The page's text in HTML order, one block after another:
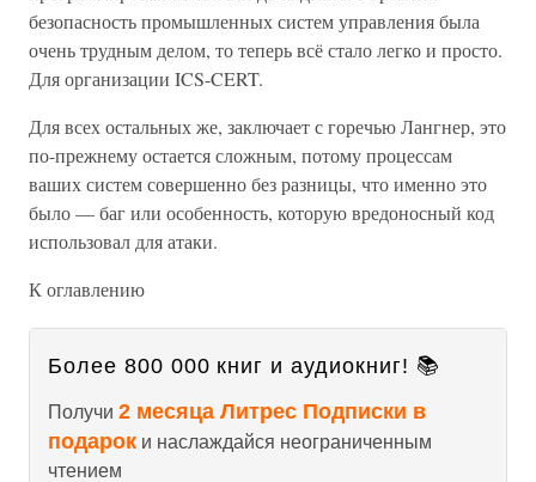
безопасность промышленных систем управления была
очень трудным делом, то теперь всё стало легко и просто.
Для организации ICS-CERT.
Для всех остальных же, заключает с горечью Лангнер, это
по-прежнему остается сложным, потому процессам
ваших систем совершенно без разницы, что именно это
было — баг или особенность, которую вредоносный код
использовал для атаки.
К оглавлению
Более 800 000 книг и аудиокниг! 📚
Получи 2 месяца Литрес Подписки в
подарок и наслаждайся неограниченным
чтением